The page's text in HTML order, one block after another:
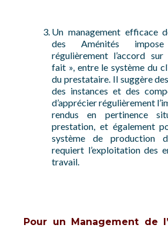
Un management efficace
des Aménités
régulièrement l’accord
fait », entre le système du
du prestataire. Il suggère
des instances et des
d’apprécier régulièrement
rendus en pertinence
prestation, et également
système de production
requiert l’exploitation des
travail.
Pour un Management de